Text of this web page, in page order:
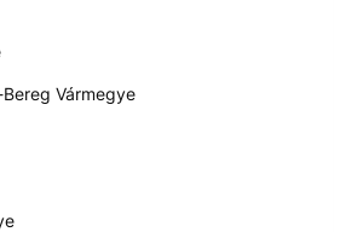
Vármegye